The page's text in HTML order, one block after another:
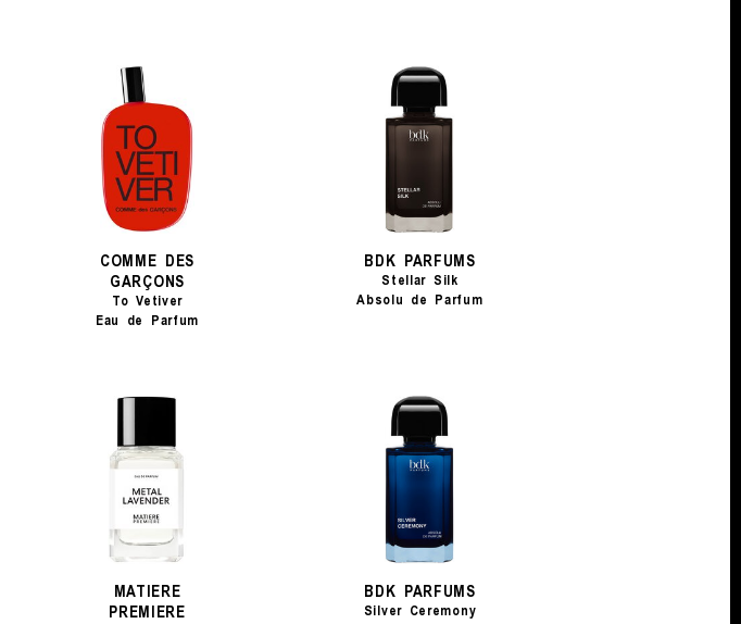
COMME DES
GARÇONS
To Vetiver
Eau de Parfum
BDK PARFUMS
Stellar Silk
Absolu de Parfum
MATIERE
PREMIERE
BDK PARFUMS
Silver Ceremony